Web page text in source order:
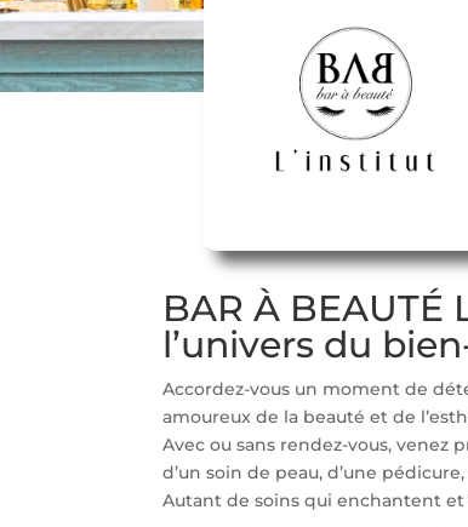
BAR À BEAUTÉ
l’univers du
Accordez-vous un moment de
amoureux de la beauté et de
Avec ou sans rendez-vous, venez
d’un soin de peau, d’une
Autant de soins qui enchantent